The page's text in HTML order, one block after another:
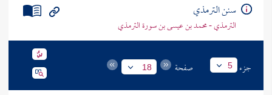
سنن الترمذي
الترمذي - محمد بن عيسى بن سورة الترمذي
جزء 5 صفحة 18